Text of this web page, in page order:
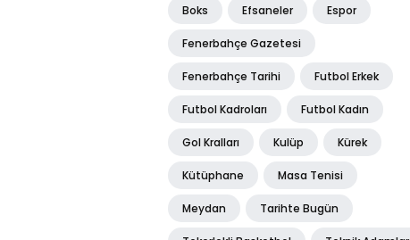
Boks Efsaneler Espor
Fenerbahçe Gazetesi
Fenerbahçe Tarihi Futbol Erkek
Futbol Kadroları Futbol Kadın
Gol Kralları Kulüp Kürek
Kütüphane Masa Tenisi
Meydan Tarihte Bugün